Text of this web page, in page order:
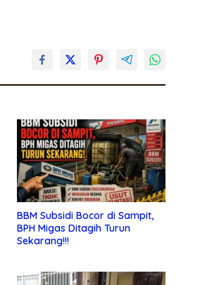
BBM Subsidi Bocor di Sampit,
BPH Migas Ditagih Turun
Sekarang!!!